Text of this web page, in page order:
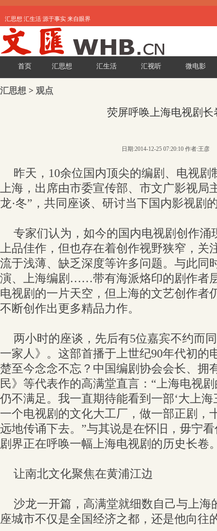
汇思想 汇生活 源于事实 来自眼界
首页 汇思想 汇生活 汇视听 微电影
汇思想 > 观点
荧屏呼唤上海电视剧长
日期:2014-12-25 07:20:10 作者:王彦
昨天，10余位国内顶尖的编剧、电视剧
上海，出席由市委宣传部、市文广影视局
龙·冬”，共同座谈、研讨当下国内影视剧
专家们认为，如今的国内电视剧创作涌
上品佳作，但也存在着创作视野狭窄，关
流于浅薄、缺乏深度等许多问题。与此同
演、上海编剧……带有海派烙印的剧作者
电视剧的一片天空，但上海的文艺创作者
不断创作出更多精品力作。
两小时的座谈，先后有5位嘉宾不约而
一家人》。这部首播于上世纪90年代初的
楚至今念念不忘？中国编剧协会会长、拥
民》等代表作的高满堂直言：“上海电视
仍不满足。我一直期待能看到一部‘大上
一个电视剧的文化大工厂，做一部正剧，
远地传诵下去。”与其说是在怀旧，毋宁
剧界正在呼唤一幅上海电视剧的历史长卷
让南北文化聚焦在黄浦江边
沙龙一开篇，高满堂就细数自己与上海
座城市不仅是全国经济之都，还是他向往